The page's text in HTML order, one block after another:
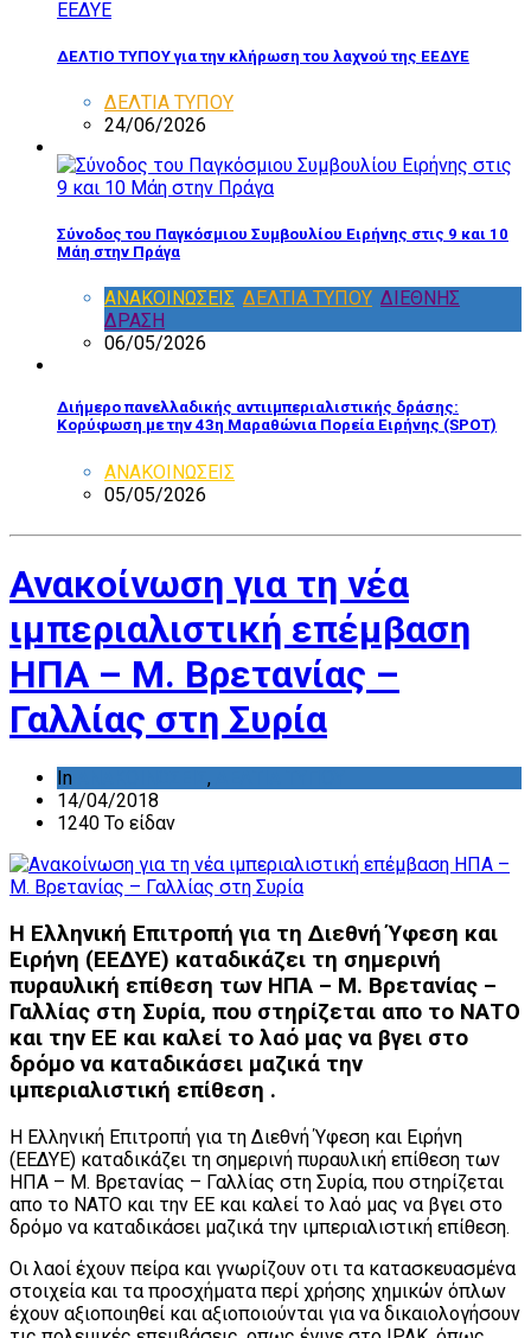
ΔΕΛΤΙΟ ΤΥΠΟΥ για την κλήρωση του λαχνού της ΕΕΔΥΕ
ΔΕΛΤΙΑ ΤΥΠΟΥ
24/06/2026
Σύνοδος του Παγκόσμιου Συμβουλίου Ειρήνης στις 9 και 10
Μάη στην Πράγα
ΑΝΑΚΟΙΝΩΣΕΙΣ ΔΕΛΤΙΑ ΤΥΠΟΥ ΔΙΕΘΝΗΣ
ΔΡΑΣΗ
06/05/2026
Διήμερο πανελλαδικής αντιιμπεριαλιστικής δράσης:
Κορύφωση με την 43η Μαραθώνια Πορεία Ειρήνης (SPOT)
ΑΝΑΚΟΙΝΩΣΕΙΣ
05/05/2026
Ανακοίνωση για τη νέα
ιμπεριαλιστική επέμβαση
ΗΠΑ – Μ. Βρετανίας –
Γαλλίας στη Συρία
In ,
14/04/2018
1240 Το είδαν
Η Ελληνική Επιτροπή για τη Διεθνή Ύφεση και
Ειρήνη (ΕΕΔΥΕ) καταδικάζει τη σημερινή
πυραυλική επίθεση των ΗΠΑ – Μ. Βρετανίας –
Γαλλίας στη Συρία, που στηρίζεται απο το ΝΑΤΟ
και την ΕΕ και καλεί το λαό μας να βγει στο
δρόμο να καταδικάσει μαζικά την
ιμπεριαλιστική επίθεση .
Η Ελληνική Επιτροπή για τη Διεθνή Ύφεση και Ειρήνη
(ΕΕΔΥΕ) καταδικάζει τη σημερινή πυραυλική επίθεση των
ΗΠΑ – Μ. Βρετανίας – Γαλλίας στη Συρία, που στηρίζεται
απο το ΝΑΤΟ και την ΕΕ και καλεί το λαό μας να βγει στο
δρόμο να καταδικάσει μαζικά την ιμπεριαλιστική επίθεση.
Οι λαοί έχουν πείρα και γνωρίζουν οτι τα κατασκευασμένα
στοιχεία και τα προσχήματα περί χρήσης χημικών όπλων
έχουν αξιοποιηθεί και αξιοποιούνται για να δικαιολογήσουν